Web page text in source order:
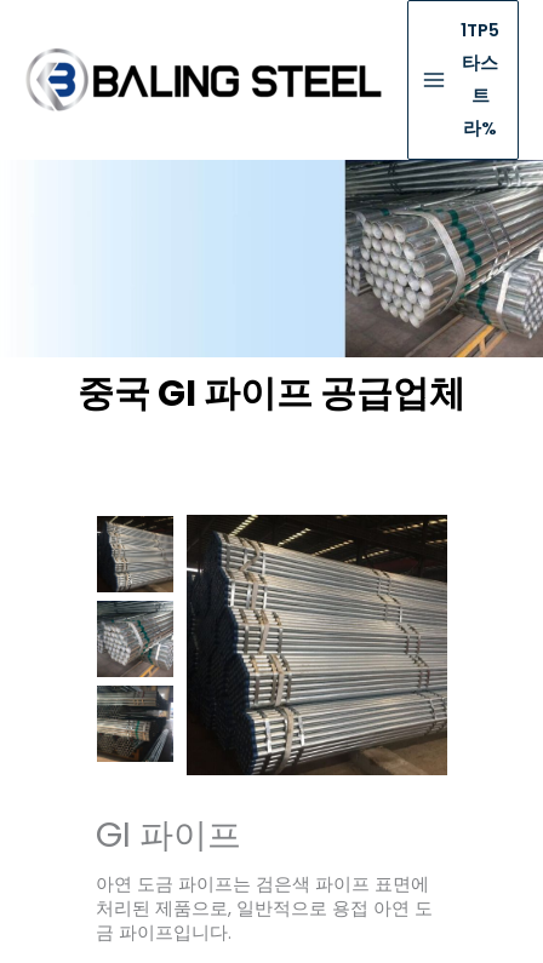
1TP5
타스
트
라%
중국 GI 파이프 공급업체
GI 파이프
아연 도금 파이프는 검은색 파이프 표면에
처리된 제품으로, 일반적으로 용접 아연 도
금 파이프입니다.